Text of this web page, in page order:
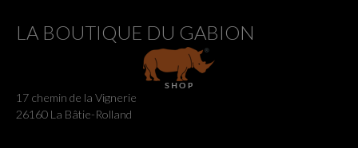
LA BOUTIQUE DU GABION
17 chemin de la Vignerie
26160 La Bâtie-Rolland